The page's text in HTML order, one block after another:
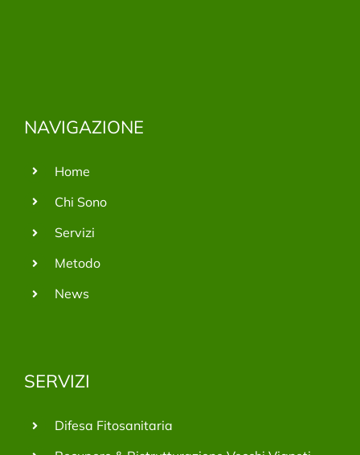
NAVIGAZIONE
Home
Chi Sono
Servizi
Metodo
News
SERVIZI
Difesa Fitosanitaria